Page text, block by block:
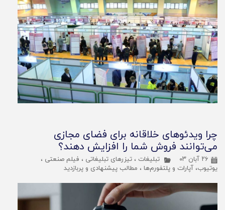
چرا ویدئوهای خلاقانه برای فضای مجازی
می‌توانند فروش شما را افزایش دهند؟
۲۶ آبان ۰۳ تبلیغات ، تیزرهای تبلیغاتی ، فیلم صنعتی ،
یوتیوب، آپارات و پلتفورم‌ها ، مطالب پیشنهادی و پربازدید